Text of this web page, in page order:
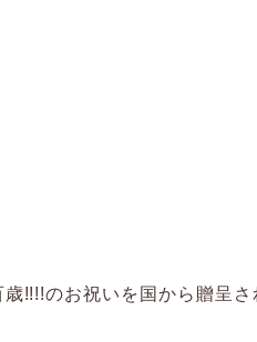
!!!!のお祝いを国から贈呈さ